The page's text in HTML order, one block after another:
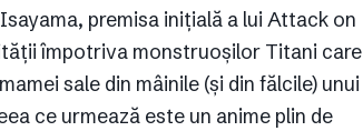
premisa inițială a lui Attack on
împotriva monstruoșilor Titani care
sale din mâinile (și din fălcile) unui
ce urmează este un anime plin de